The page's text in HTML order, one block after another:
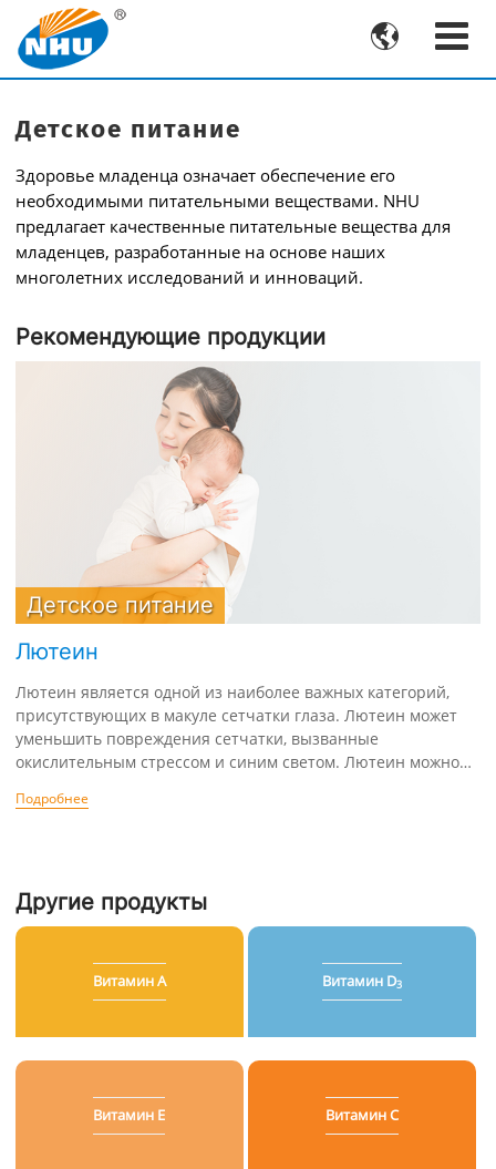

Детское питание
Здоровье младенца означает обеспечение его
необходимыми питательными веществами. NHU
предлагает качественные питательные вещества для
младенцев, разработанные на основе наших
многолетних исследований и инноваций.
Рекомендующие продукции
Детское питание
Лютеин
Лютеин является одной из наиболее важных категорий,
присутствующих в макуле сетчатки глаза. Лютеин может
уменьшить повреждения сетчатки, вызванные
окислительным стрессом и синим светом. Лютеин можно
основным способом получения лютеина младенцами.
необходимыми питательными веществами для
младенцев.
Подробнее
Другие продукты
Витамин А Витамин D3
Витамин E Витамин C